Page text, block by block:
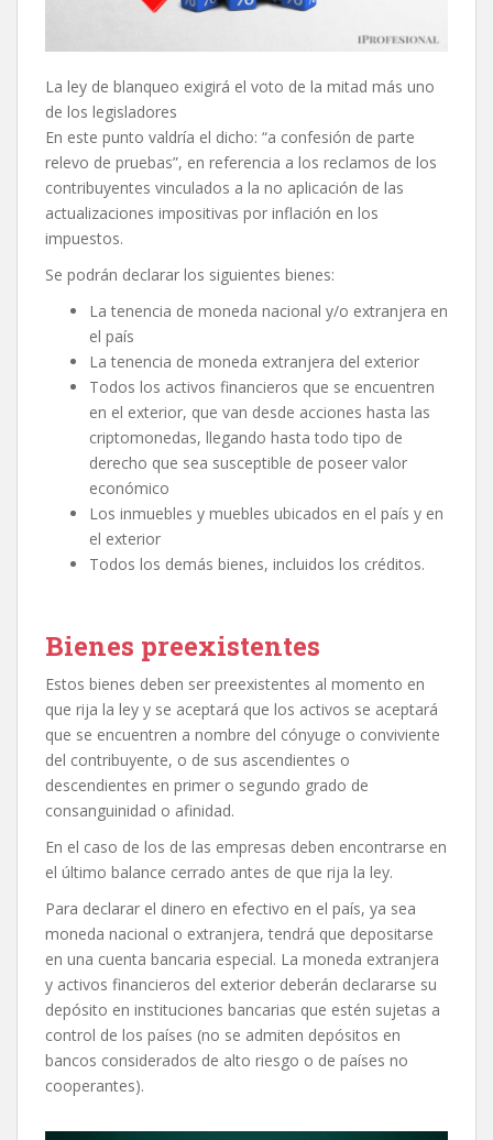
La ley de blanqueo exigirá el voto de la mitad más uno
de los legisladores
En este punto valdría el dicho: “a confesión de parte
relevo de pruebas”, en referencia a los reclamos de los
contribuyentes vinculados a la no aplicación de las
actualizaciones impositivas por inflación en los
impuestos.
Se podrán declarar los siguientes bienes:
La tenencia de moneda nacional y/o extranjera en
el país
La tenencia de moneda extranjera del exterior
Todos los activos financieros que se encuentren
en el exterior, que van desde acciones hasta las
criptomonedas, llegando hasta todo tipo de
derecho que sea susceptible de poseer valor
económico
Los inmuebles y muebles ubicados en el país y en
el exterior
Todos los demás bienes, incluidos los créditos.
Bienes preexistentes
Estos bienes deben ser preexistentes al momento en
que rija la ley y se aceptará que los activos se aceptará
que se encuentren a nombre del cónyuge o conviviente
del contribuyente, o de sus ascendientes o
descendientes en primer o segundo grado de
consanguinidad o afinidad.
En el caso de los de las empresas deben encontrarse en
el último balance cerrado antes de que rija la ley.
Para declarar el dinero en efectivo en el país, ya sea
moneda nacional o extranjera, tendrá que depositarse
en una cuenta bancaria especial. La moneda extranjera
y activos financieros del exterior deberán declararse su
depósito en instituciones bancarias que estén sujetas a
control de los países (no se admiten depósitos en
bancos considerados de alto riesgo o de países no
cooperantes).